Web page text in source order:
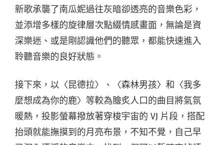
新歌承襲了南瓜妮過往灰暗卻透亮的音樂色彩，
並添增多樣的旋律層次點綴情感畫面，無論是資
深樂迷、或是剛認識他們的聽眾，都能快速進入
聆聽音樂的良好狀態。
接下來，以〈昆德拉〉、〈森林男孩〉和〈我多
麼想成為你的鹿〉等較為膾炙人口的曲目將氣氛
暖熱，投影螢幕撥放著穿梭宇宙的 VJ 片段，搭配
抬頭就能撫摸到的月亮布景，不知不覺，自己早